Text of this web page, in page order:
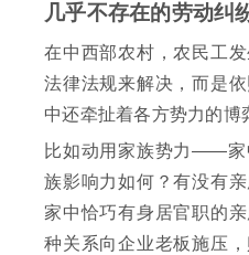
几乎不存在的劳动纠
在中西部农村，农民工
法律法规来解决，而是
中还牵扯着各方势力的博
比如动用家族势力——家
族影响力如何？有没有
家中恰巧有身居官职的
种关系向企业老板施压